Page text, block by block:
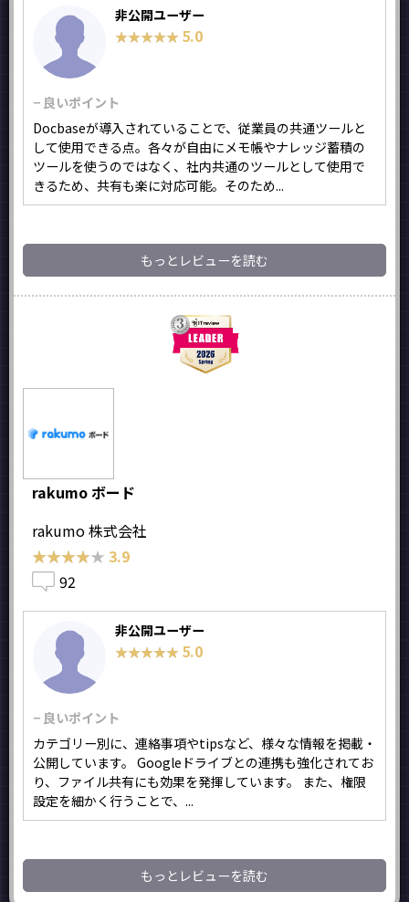
非公開ユーザー
★★★★★
★★★★★ 5.0
− 良いポイント
Docbaseが導入されていることで、従業員の共通ツールと
して使用できる点。各々が自由にメモ帳やナレッジ蓄積の
ツールを使うのではなく、社内共通のツールとして使用で
きるため、共有も楽に対応可能。そのため...
もっとレビューを読む
rakumo ボード
rakumo 株式会社
★★★★★
★★★★★ 3.9
92
非公開ユーザー
★★★★★
★★★★★ 5.0
− 良いポイント
カテゴリー別に、連絡事項やtipsなど、様々な情報を掲載・
公開しています。 Googleドライブとの連携も強化されてお
り、ファイル共有にも効果を発揮しています。 また、権限
設定を細かく行うことで、...
もっとレビューを読む